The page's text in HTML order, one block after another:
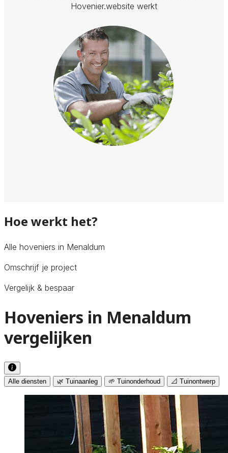
Hovenier.website werkt
Hoe werkt het?
Alle hoveniers in Menaldum
Omschrijf je project
Vergelijk & bespaar
Hoveniers in Menaldum
vergelijken
Alle diensten 🌿 Tuinaanleg 🌱 Tuinonderhoud 📐 Tuinontwerp